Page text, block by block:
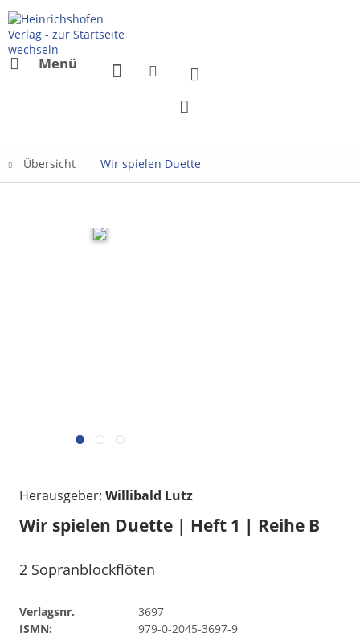
Menü
Übersicht Wir spielen Duette
Herausgeber: Willibald Lutz
Wir spielen Duette | Heft 1 | Reihe B
2 Sopranblockflöten
Verlagsnr.
3697
ISMN:
979-0-2045-3697-9